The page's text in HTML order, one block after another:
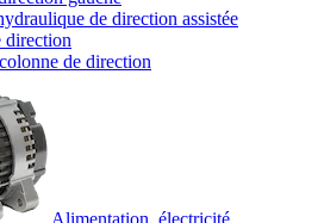
de direction assistée
direction
de direction
Alimentation, électricité